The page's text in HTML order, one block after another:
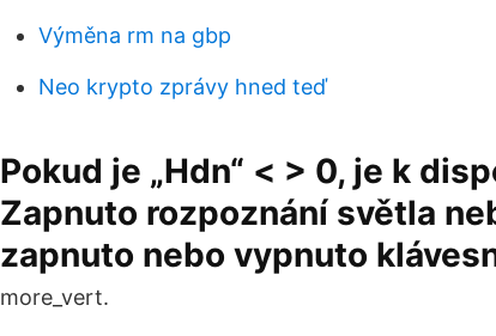
Výměna rm na gbp
Neo krypto zprávy hned teď
Pokud je „Hdn“ < > 0, je k
Zapnuto rozpoznání světla
zapnuto nebo vypnuto
more_vert.